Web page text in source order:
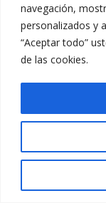
navegación,
personalizados y
“Aceptar todo”
de las cookies.